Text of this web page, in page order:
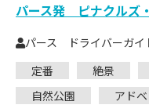
パース発 ピナクルズ
パース ドライバーガイ
定番
絶景
自然公園
アド